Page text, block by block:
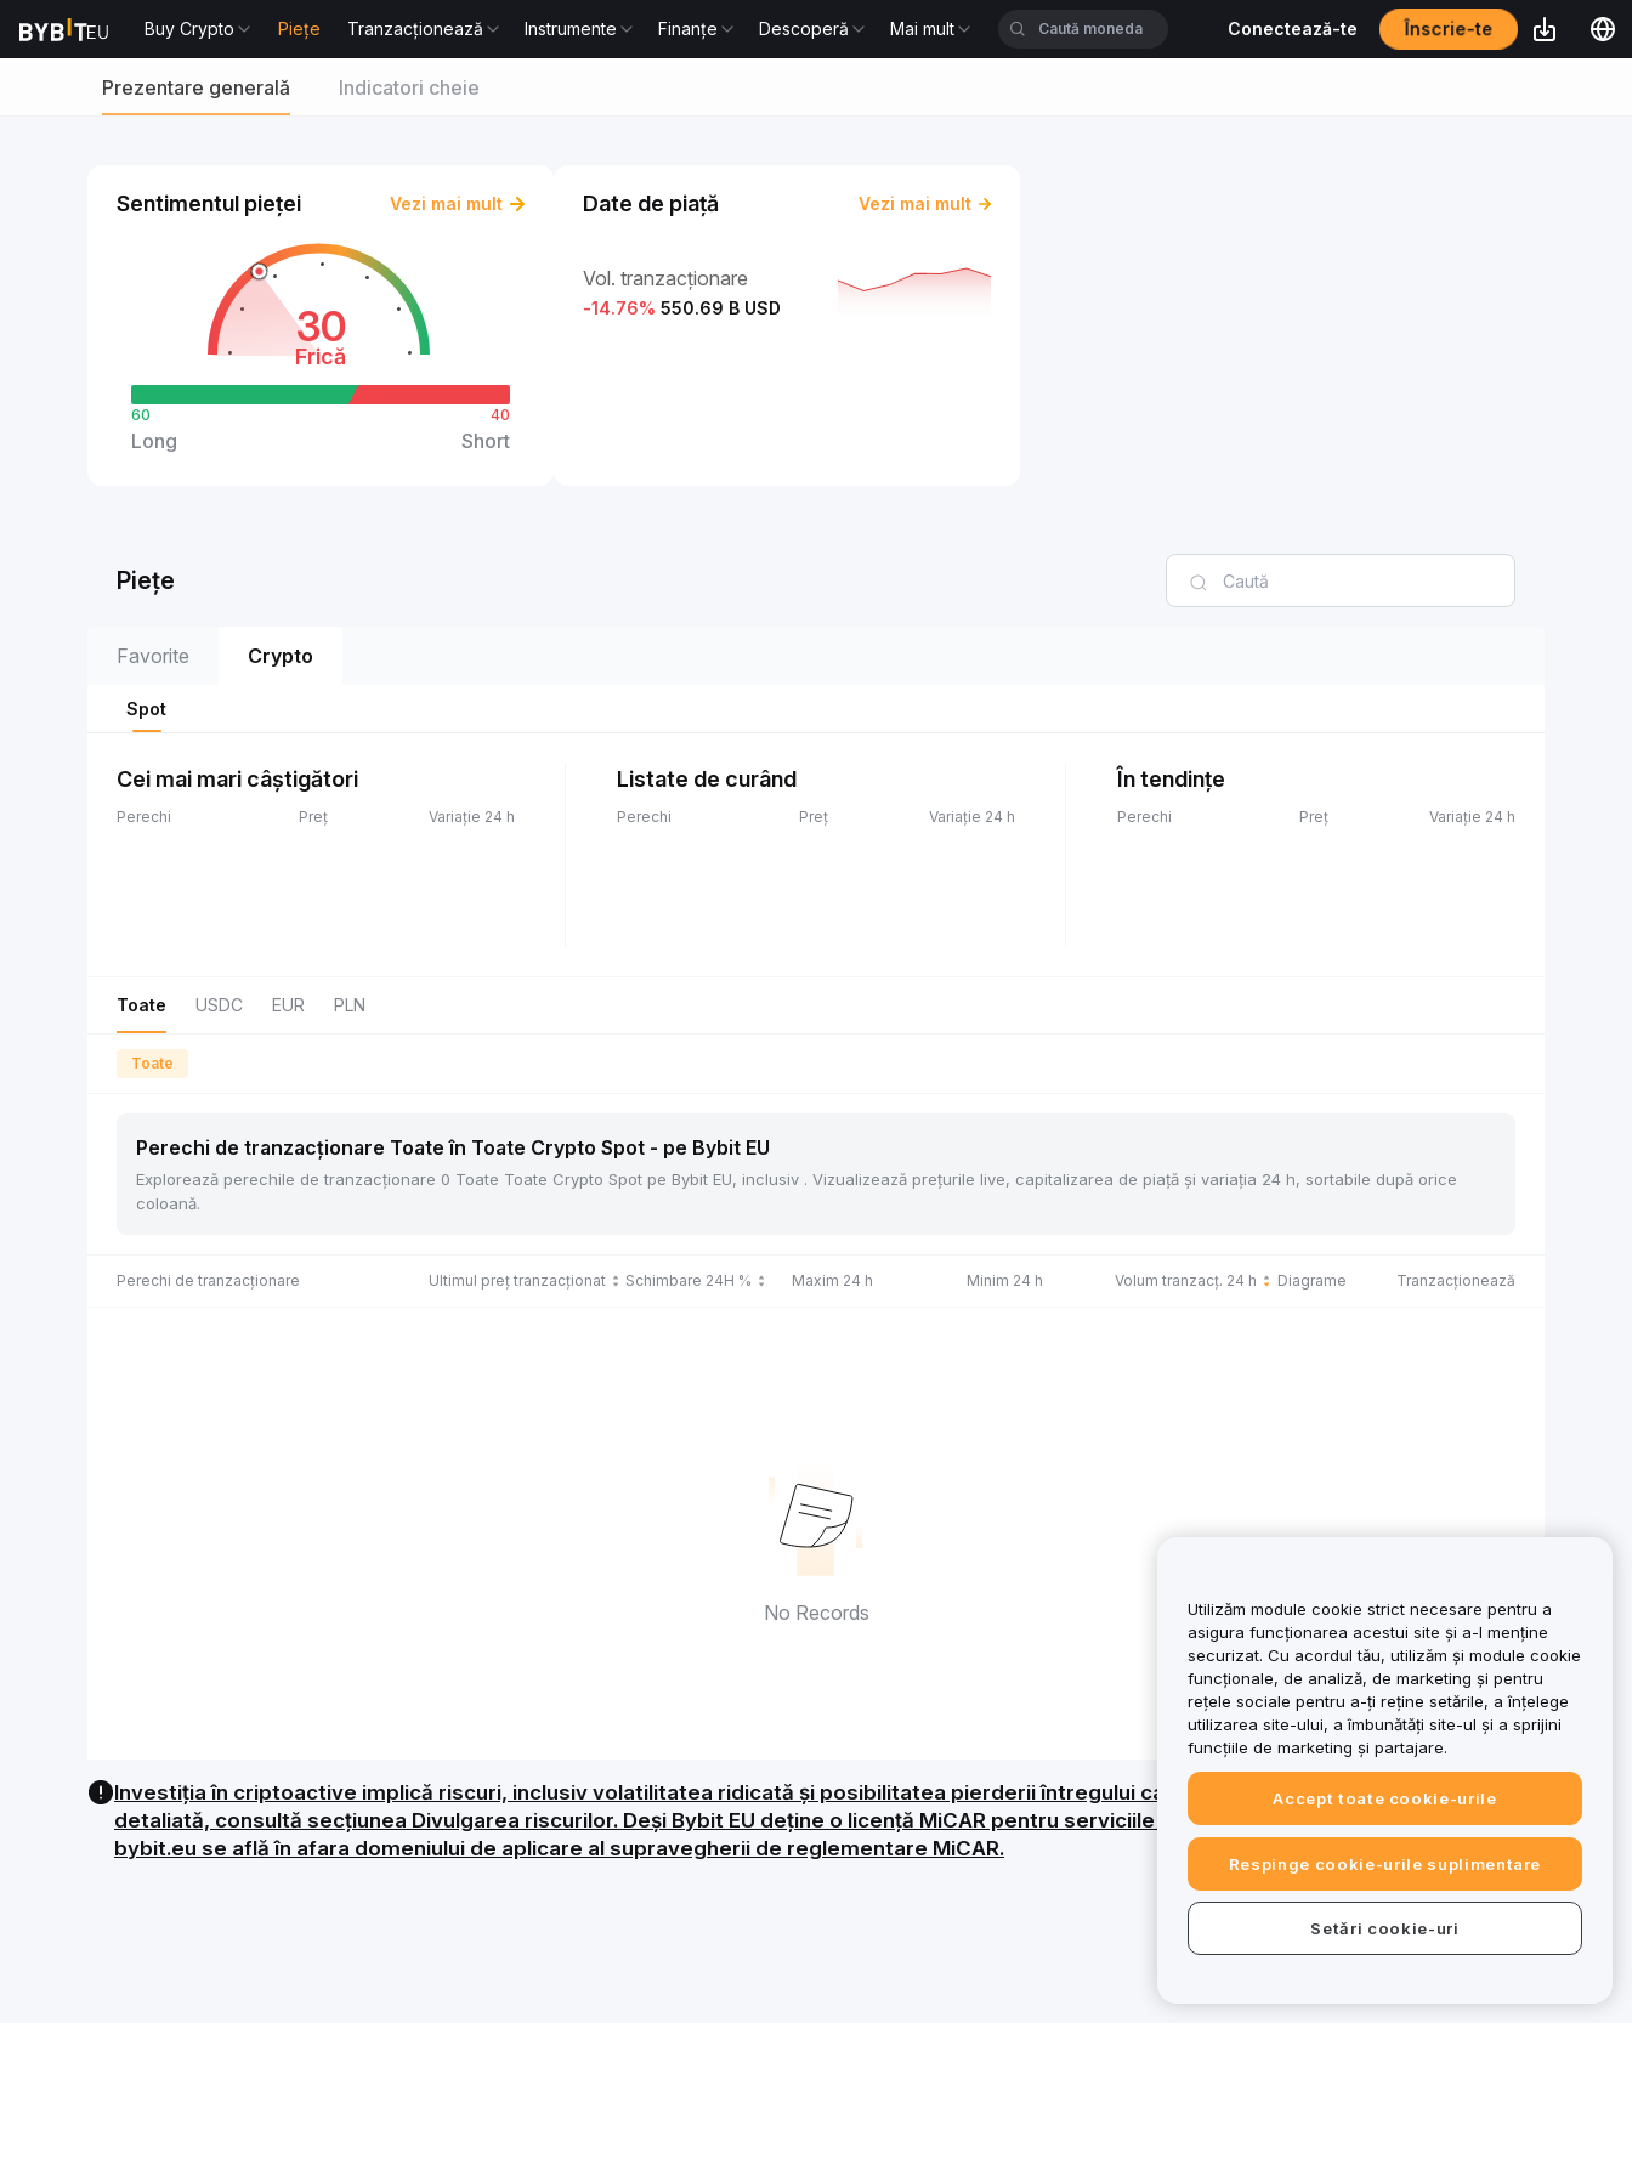
Buy Crypto Piețe Tranzacționează Instrumente Finanțe Descoperă Mai mult Conectează-te Înscrie-te
Prezentare generală Indicatori cheie
Sentimentul pieței Vezi mai mult
30
Frică
60
Long
40
Short
Date de piață Vezi mai mult
Vol. tranzacționare
-14.76% 550.69 B USD
Piețe
Favorite Crypto
Spot
Cei mai mari câștigători
Perechi Preț Variație 24 h
Listate de curând
Perechi Preț Variație 24 h
În tendințe
Perechi Preț Variație 24 h
Toate USDC EUR PLN
Toate
Perechi de tranzacționare Toate în Toate Crypto Spot - pe Bybit EU
Explorează perechile de tranzacționare 0 Toate Toate Crypto Spot pe Bybit EU, inclusiv . Vizualizează prețurile live, capitalizarea de piață și variația 24 h, sortabile după orice
coloană.
Perechi de tranzacționare Ultimul preț tranzacționat Schimbare 24H % Maxim 24 h Minim 24 h Volum tranzacț. 24 h Diagrame Tranzacționează
No Records
Investiția în criptoactive implică riscuri, inclusiv volatilitatea ridicată și posibilitatea pierderii întregului capital. Pentru o vedere de ansamblu
detaliată, consultă secțiunea Divulgarea riscurilor. Deși Bybit EU deține o licență MiCAR pentru serviciile desemnate, anumite oferte de pe
bybit.eu se află în afara domeniului de aplicare al supravegherii de reglementare MiCAR.
Utilizăm module cookie strict necesare pentru a
asigura funcționarea acestui site și a-l menține
securizat. Cu acordul tău, utilizăm și module cookie
funcționale, de analiză, de marketing și pentru
rețele sociale pentru a-ți reține setările, a înțelege
utilizarea site-ului, a îmbunătăți site-ul și a sprijini
funcțiile de marketing și partajare.
Accept toate cookie-urile
Respinge cookie-urile suplimentare
Setări cookie-uri